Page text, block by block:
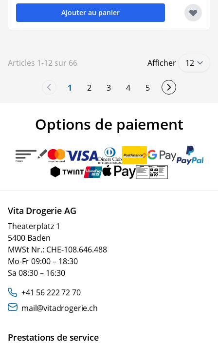
Ajouter au panier
Articles 1-12 sur 66
You're currently reading page
1 Page
2 Page
3 Page
4 Page
5
Afficher
Options de paiement
Vita Drogerie AG
Theaterplatz 1
5400 Baden
MWSt Nr.: CHE-108.646.488
Mo-Fr 09:00 – 18:30
Sa 08:30 – 16:30
+41 56 222 72 70
mail@vitadrogerie.ch
Prestations de service